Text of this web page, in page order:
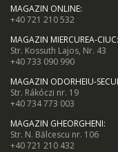
MAGAZIN ONLINE:
+40 721 210 532
MAGAZIN MIERCUREA-CIUC:
Str. Kossuth Lajos, Nr. 43
+40 733 090 990
MAGAZIN ODORHEIU-
Str. Rákóczi nr. 19
+40 734 773 003
MAGAZIN GHEORGHENI:
Str. N. Bălcescu nr. 106
+40 721 210 432